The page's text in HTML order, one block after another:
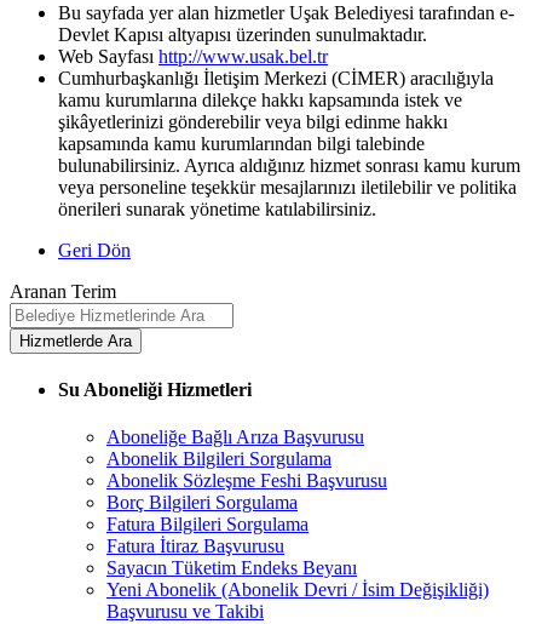
Bu sayfada yer alan hizmetler Uşak Belediyesi tarafından e-
Devlet Kapısı altyapısı üzerinden sunulmaktadır.
Web Sayfası http://www.usak.bel.tr
Cumhurbaşkanlığı İletişim Merkezi (CİMER) aracılığıyla
kamu kurumlarına dilekçe hakkı kapsamında istek ve
şikâyetlerinizi gönderebilir veya bilgi edinme hakkı
kapsamında kamu kurumlarından bilgi talebinde
bulunabilirsiniz. Ayrıca aldığınız hizmet sonrası kamu kurum
veya personeline teşekkür mesajlarınızı iletilebilir ve politika
önerileri sunarak yönetime katılabilirsiniz.
Geri Dön
Aranan Terim
Su Aboneliği Hizmetleri
Aboneliğe Bağlı Arıza Başvurusu
Abonelik Bilgileri Sorgulama
Abonelik Sözleşme Feshi Başvurusu
Borç Bilgileri Sorgulama
Fatura Bilgileri Sorgulama
Fatura İtiraz Başvurusu
Sayacın Tüketim Endeks Beyanı
Yeni Abonelik (Abonelik Devri / İsim Değişikliği)
Başvurusu ve Takibi